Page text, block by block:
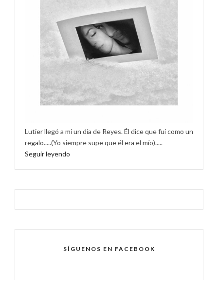
Lutier llegó a mí un día de Reyes. Él dice que fui como un
regalo.....(Yo siempre supe que él era el mío).....
Seguir leyendo
SÍGUENOS EN FACEBOOK